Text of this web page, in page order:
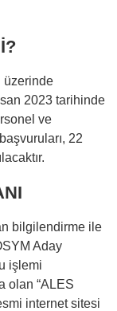
üzerinde
2023 tarihinde
ve
22
bilgilendirme ile
Aday
işlemi
olan “ALES
internet sitesi